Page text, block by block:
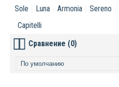
Sole Luna Armonia Sereno
Capitelli
Сравнение (0)